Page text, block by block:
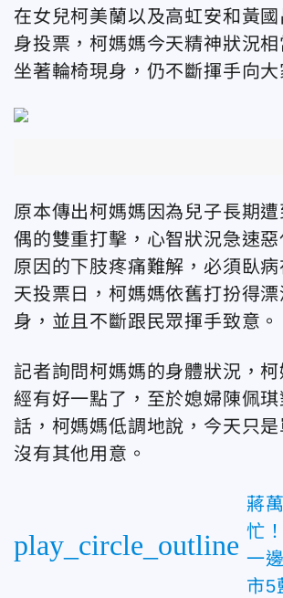
在女兒柯美蘭以及高虹安和黃
身投票，柯媽媽今天精神狀況
坐著輪椅現身，仍不斷揮手向大
原本傳出柯媽媽因為兒子長期
偶的雙重打擊， 心智狀況急速
原因的下肢疼痛難解，必須臥
天投票日，柯媽媽依舊打扮得
身，並且不斷跟民眾揮手致意。
記者詢問柯媽媽的身體狀況，
經有好一點了，至於媳婦陳佩
話，柯媽媽低調地說，今天只是
沒有其他用意。
play_circle_outline
蔣
忙
一
市5